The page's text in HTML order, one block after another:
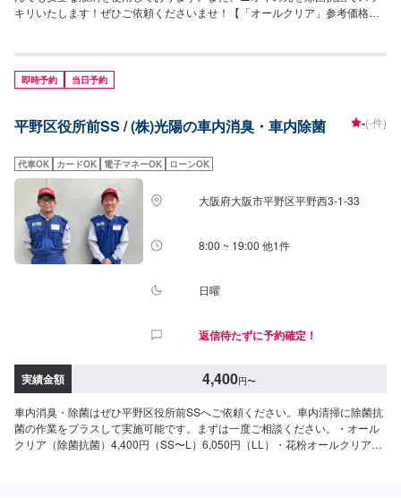
キリいたします！ぜひご依頼くださいませ！【「オールクリア」参考価格】
円M：8,240円L：8,800円LL：9,350円XL：11,000円施工時間：70分〜
即時予約 当日予約
平野区役所前SS / (株)光陽の車内消臭・車内除菌 -(-件)
代車OK カードOK 電子マネーOK ローンOK
大阪府大阪市平野区平野西3-1-33
8:00 ~ 19:00 他1件
日曜
返信待たずに予約確定！
実績金額 4,400円〜
車内消臭・除菌はぜひ平野区役所前SSへご依頼ください。車内清掃に除菌抗
菌の作業をプラスして実施可能です。まずは一度ご相談ください。・オール
クリア（除菌抗菌）4,400円（SS〜L）6,050円（LL）・花粉オールクリア